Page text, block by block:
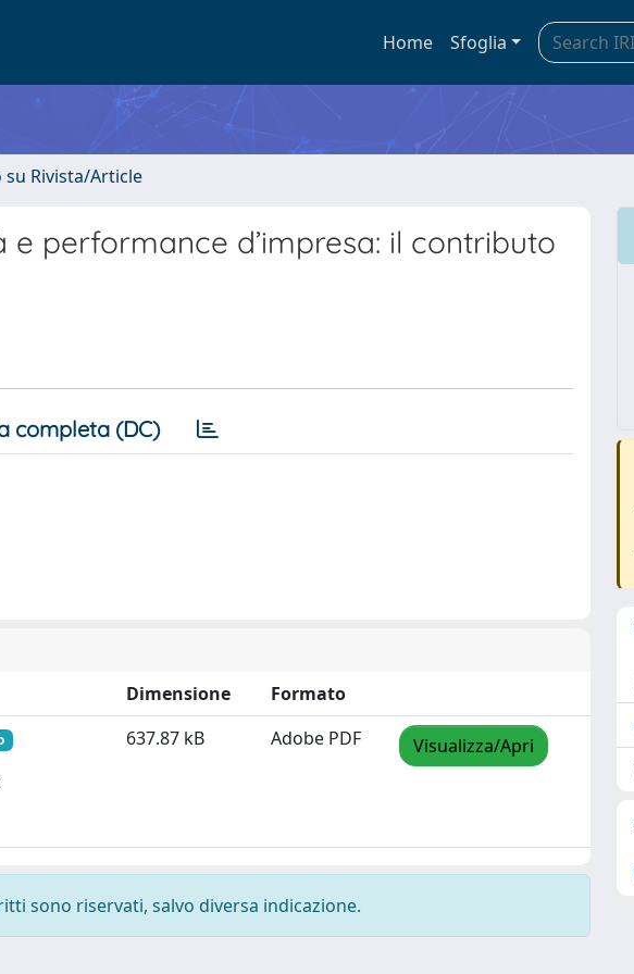
Home Sfoglia
su Rivista/Article
performance d’impresa: il contributo
completa (DC)
Dimensione
Formato
637.87 kB Adobe PDF Visualizza/Apri
sono riservati, salvo diversa indicazione.